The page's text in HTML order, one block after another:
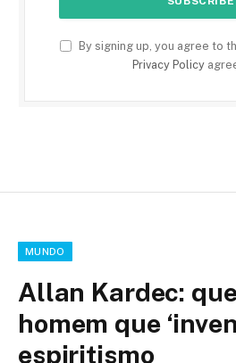
By signing up, you agree to
Privacy Policy
MUNDO
Allan Kardec:
homem que
espiritismo